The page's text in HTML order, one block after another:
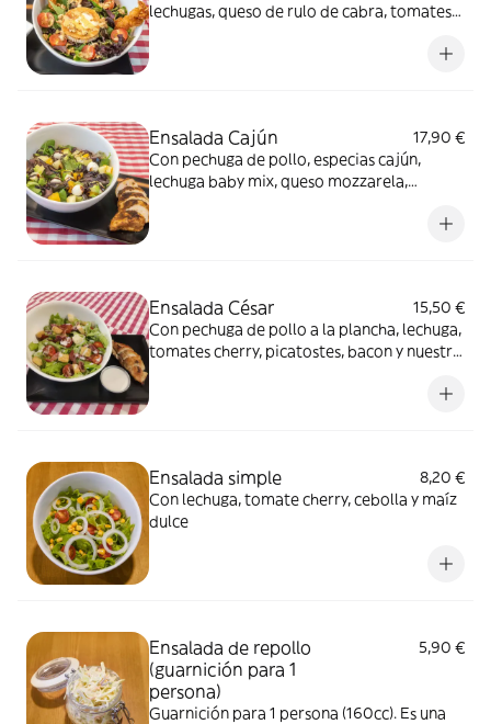
lechugas, queso de rulo de cabra, tomates
Ensalada Cajún
17,90 €
Con pechuga de pollo, especias cajún,
lechuga baby mix, queso mozzarela,
Ensalada César
15,50 €
Con pechuga de pollo a la plancha, lechuga,
tomates cherry, picatostes, bacon y nuestra
Ensalada simple
8,20 €
Con lechuga, tomate cherry, cebolla y maíz
dulce
Ensalada de repollo
(guarnición para 1
persona)
5,90 €
Guarnición para 1 persona (160cc). Es una